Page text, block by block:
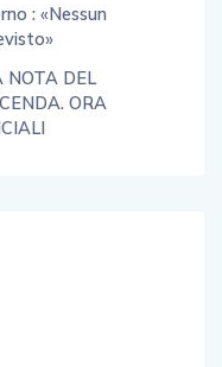
: «Nessun
NOTA DEL
ORA